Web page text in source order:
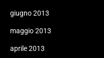
giugno 2013
maggio 2013
aprile 2013